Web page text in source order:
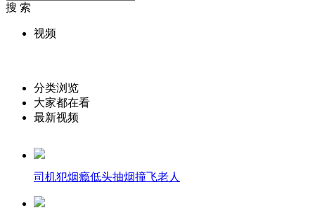
搜 索
视频
分类浏览
大家都在看
最新视频
司机犯烟瘾低头抽烟撞飞老人